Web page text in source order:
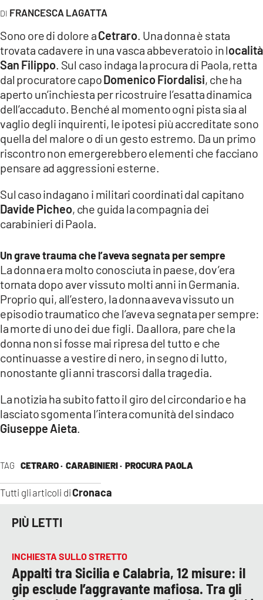
COSENZACHANNEL.IT
ILVIBONESE.IT
CATANZAROCHANNEL.IT
LACAPITALENEWS.IT
App
ANDROID
FRANCESCA LAGATTA
TAG CETRARO · CARABINIERI · PROCURA PAOLA
Tutti gli articoli diCronaca
Sono ore di dolore aCetraro . Una donna è stata
trovata cadavere in una vasca abbeveratoio in località
San Filippo . Sul caso indaga la procura di Paola, retta
dal procuratore capoDomenico Fiordalisi, che ha
aperto un’inchiesta per ricostruire l’esatta dinamica
dell’accaduto. Benché al momento ogni pista sia al
vaglio degli inquirenti, le ipotesi più accreditate sono
quella del malore o di un gesto estremo. Da un primo
riscontro non emergerebbero elementi che facciano
pensare ad aggressioni esterne.
Sul caso indagano i militari coordinati dal capitano
Davide Picheo, che guida la compagnia dei
carabinieri di Paola.
Un grave trauma che l’aveva segnata per sempre
La donna era molto conosciuta in paese, dov’era
tornata dopo aver vissuto molti anni in Germania.
Proprio qui, all’estero, la donna aveva vissuto un
episodio traumatico che l’aveva segnata per sempre:
la morte di uno dei due figli. Da allora, pare che la
donna non si fosse mai ripresa del tutto e che
continuasse a vestire di nero, in segno di lutto,
nonostante gli anni trascorsi dalla tragedia.
La notizia ha subito fatto il giro del circondario e ha
lasciato sgomenta l’intera comunità del sindaco
Giuseppe Aieta
PIÙ LETTI
INCHIESTA SULLO STRETTO
Appalti tra Sicilia e Calabria, 12 misure: il
gip esclude l’aggravante mafiosa. Tra gli